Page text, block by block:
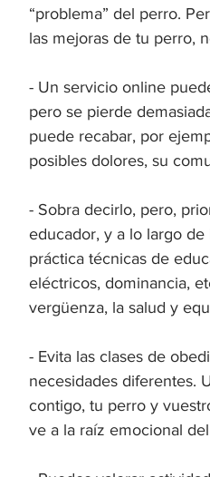
“problema” del perro.
las mejoras de tu perro,
- Un servicio online
pero se pierde
puede recabar, por
posibles dolores, su
- Sobra decirlo, pero,
educador, y a lo largo
práctica técnicas de
eléctricos, dominancia,
vergüenza, la salud y
- Evita las clases de
necesidades diferentes.
contigo, tu perro y
ve a la raíz emocional